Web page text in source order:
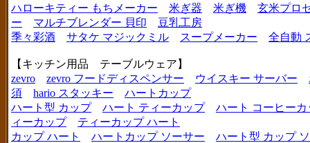
ハローキティー もちメーカー
米ぎ器 米ぎ機
玄米プロ
ー
マルチブレンダー 貝印
豆乳工房
季々彩酒
サタケ マジックミル スープメーカー 全自動
【キッチン用品 テーブルウェア】
zevro
zevro フードディスペンサー ウイスキー サーバー
須
hario スタッキー
ハートカップ
ハート型 カップ
ハート ティーカップ
ハート コーヒーカ
ィーカップ
ティーカップ ハート
カップ ハート
ハートカップ ソーサー ハート型 カップ